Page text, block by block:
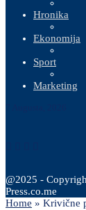
Hronika
Ekonomija
Sport
Marketing
@2025 -
Press.co.me
Home » Krivične